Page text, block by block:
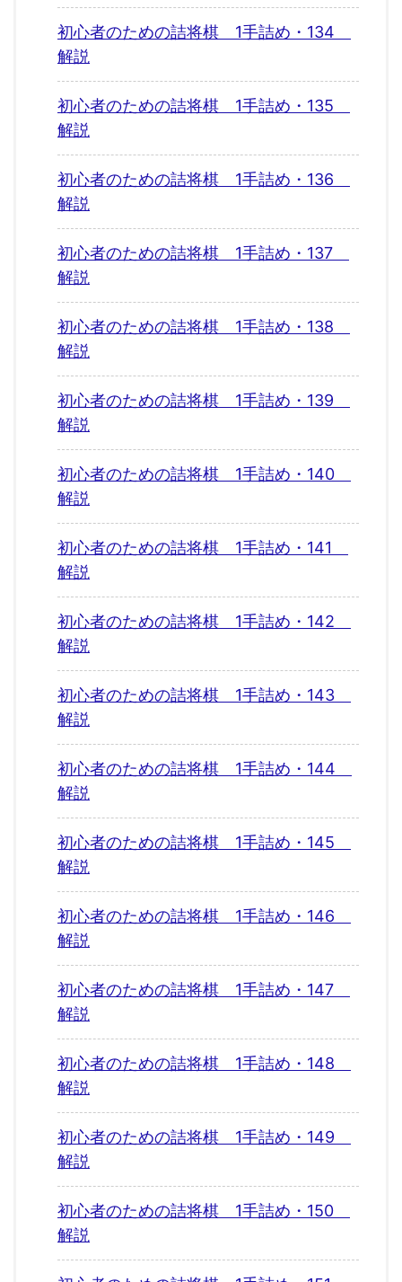
初心者のための詰将棋 1手詰め・134
解説
初心者のための詰将棋 1手詰め・135
解説
初心者のための詰将棋 1手詰め・136
解説
初心者のための詰将棋 1手詰め・137
解説
初心者のための詰将棋 1手詰め・138
解説
初心者のための詰将棋 1手詰め・139
解説
初心者のための詰将棋 1手詰め・140
解説
初心者のための詰将棋 1手詰め・141
解説
初心者のための詰将棋 1手詰め・142
解説
初心者のための詰将棋 1手詰め・143
解説
初心者のための詰将棋 1手詰め・144
解説
初心者のための詰将棋 1手詰め・145
解説
初心者のための詰将棋 1手詰め・146
解説
初心者のための詰将棋 1手詰め・147
解説
初心者のための詰将棋 1手詰め・148
解説
初心者のための詰将棋 1手詰め・149
解説
初心者のための詰将棋 1手詰め・150
解説